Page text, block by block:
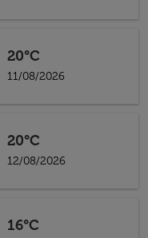
20°C
11/08/2026
20°C
12/08/2026
16°C